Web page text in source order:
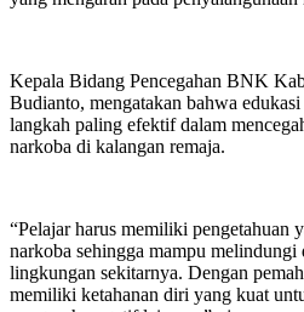
Kepala Bidang Pencegahan BNK
Budianto, mengatakan bahwa
langkah paling efektif dalam
narkoba di kalangan remaja.
“Pelajar harus memiliki pengetahuan
narkoba sehingga mampu
lingkungan sekitarnya. Dengan
memiliki ketahanan diri yang kuat